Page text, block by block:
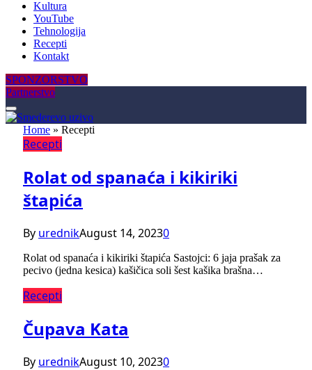
Kultura
YouTube
Tehnologija
Recepti
Kontakt
SPONZORSTVO
Partnerstvo
Home » Recepti
Recepti
Rolat od spanaća i kikiriki
štapića
By urednikAugust 14, 20230
Rolat od spanaća i kikiriki štapića Sastojci: 6 jaja prašak za
pecivo (jedna kesica) kašičica soli šest kašika brašna…
Recepti
Čupava Kata
By urednikAugust 10, 20230